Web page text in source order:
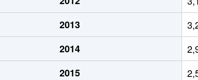
3,200万円 三島 徒歩45分
1,100万円 三島 徒歩26分
2,900万円 三島 徒歩45分
2013
2014
2015